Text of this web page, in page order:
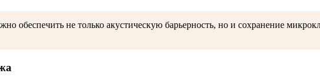
обеспечить не только акустическую барьерность, но и сохранение